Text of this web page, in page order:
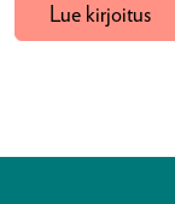
Lue kirjoitus